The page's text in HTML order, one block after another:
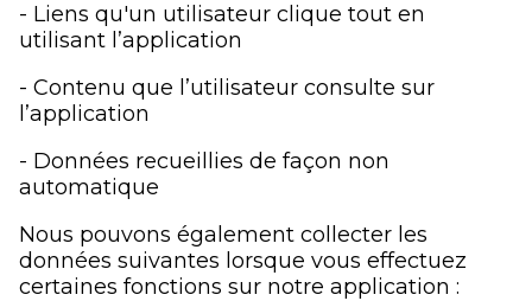
- Liens qu'un utilisateur clique tout en
utilisant l’application
- Contenu que l’utilisateur consulte sur
l’application
- Données recueillies de façon non
automatique
Nous pouvons également collecter les
données suivantes lorsque vous effectuez
certaines fonctions sur notre application :